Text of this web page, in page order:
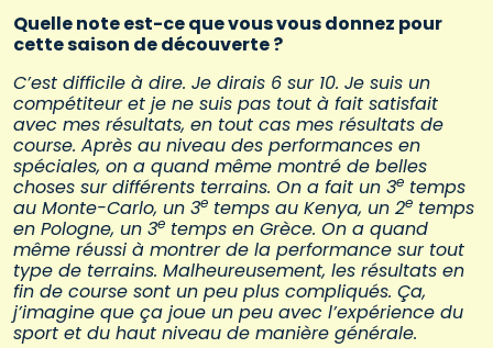
Quelle note est-ce que vous vous donnez pour
cette saison de découverte ?
C’est difficile à dire. Je dirais 6 sur 10. Je suis un
compétiteur et je ne suis pas tout à fait satisfait
avec mes résultats, en tout cas mes résultats de
course. Après au niveau des performances en
spéciales, on a quand même montré de belles
choses sur différents terrains. On a fait un 3e temps
au Monte-Carlo, un 3e temps au Kenya, un 2e temps
en Pologne, un 3e temps en Grèce. On a quand
même réussi à montrer de la performance sur tout
type de terrains. Malheureusement, les résultats en
fin de course sont un peu plus compliqués. Ça,
j’imagine que ça joue un peu avec l’expérience du
sport et du haut niveau de manière générale.